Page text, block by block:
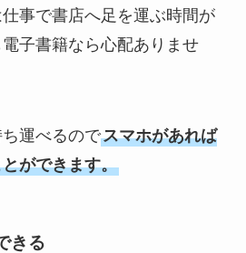
事で書店へ足を運ぶ時間が
子書籍なら心配ありませ
運べるのでスマホがあれば
ができます。
きる